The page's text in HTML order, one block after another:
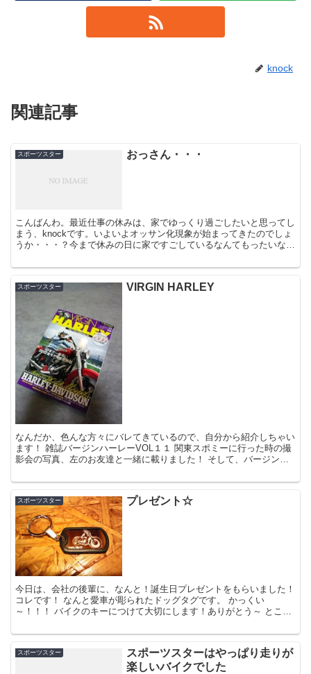
knock
関連記事
スポーツスター おっさん・・・
こんばんわ。最近仕事の休みは、家でゆっくり過ごしたいと思ってし
まう、knockです。いよいよオッサン化現象が始まってきたのでしょ
うか・・・？今まで休みの日に家ですごしているなんてもったいない
スポーツスター VIRGIN HARLEY
なんだか、色んな方々にバレてきているので、自分から紹介しちゃい
ます！ 雑誌バージンハーレーVOL１１ 関東スポミーに行った時の撮
影会の写真、左のお友達と一緒に載りました！ そして、バージンハ
スポーツスター プレゼント☆
今日は、会社の後輩に、なんと！誕生日プレゼントをもらいました！
コレです！ なんと愛車が彫られたドッグタグです。 かっくい
～！！！ バイクのキーにつけて大切にします！ありがとう～ ところ
スポーツスター
スポーツスターはやっぱり走りが
楽しいバイクでした